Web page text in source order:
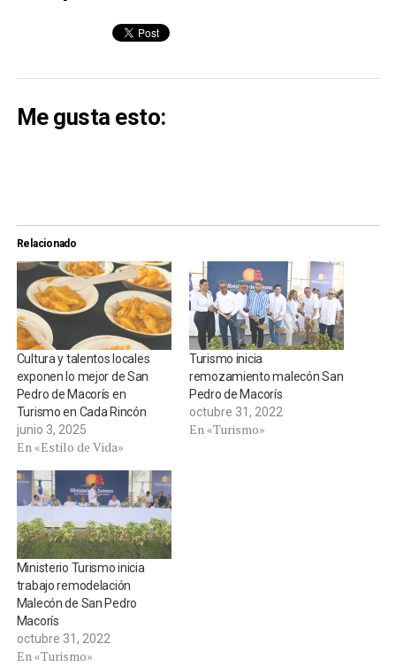
Me gusta esto:
Relacionado
Cultura y talentos locales
exponen lo mejor de San
Pedro de Macorís en
Turismo en Cada Rincón
junio 3, 2025
En «Estilo de Vida»
Turismo inicia
remozamiento malecón San
Pedro de Macorís
octubre 31, 2022
En «Turismo»
Ministerio Turismo inicia
trabajo remodelación
Malecón de San Pedro
Macorís
octubre 31, 2022
En «Turismo»